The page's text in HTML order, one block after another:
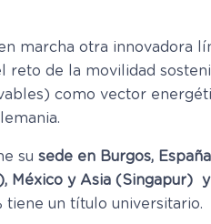
marcha otra innovadora
reto de la movilidad
como vector
su sede en Burgos, España
México y Asia (Singapur)
tiene un título universitario.